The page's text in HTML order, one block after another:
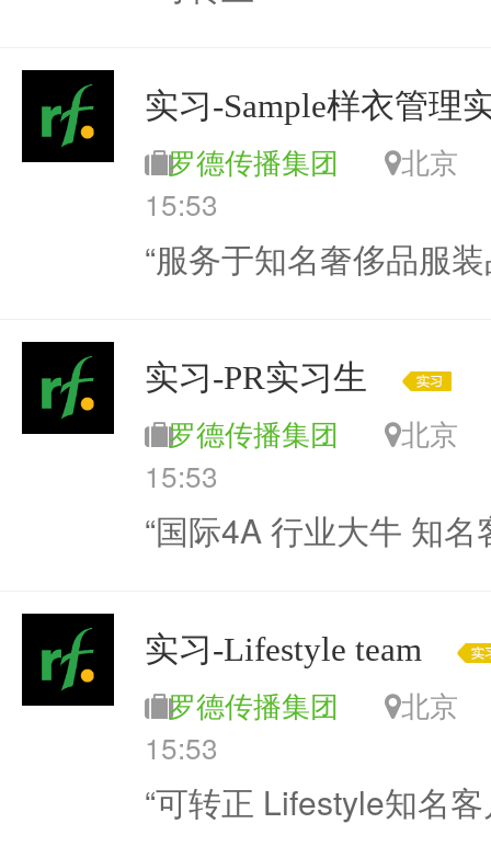
实习-Sample样衣管理
罗德传播集团
北
15:53
“服务于知名奢侈品服
实习-PR实习生
罗德传播集团
北
15:53
“国际4A 行业大牛 知名
实习-Lifestyle team
罗德传播集团
北
15:53
“可转正 Lifestyle知名客